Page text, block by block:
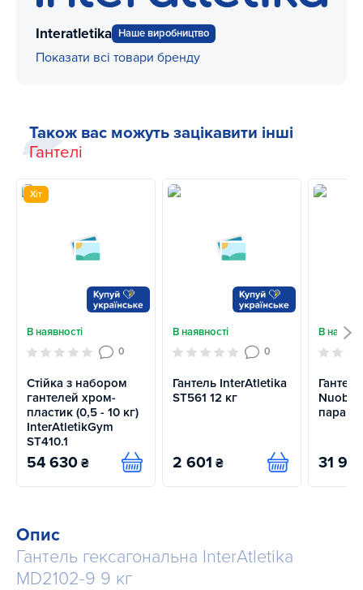
Interatletika Наше виробництво
Показати всі товари бренду
Також вас можуть зацікавити інші
Гантелі
Хіт
В наявності
0
Стійка з набором
гантелей хром-
пластик (0,5 - 10 кг)
InterAtletikGym
ST410.1
54 630 ₴ Купити
В наявності
0
Гантель InterAtletika
ST561 12 кг
2 601 ₴ Купити
В
пара
31 914
Опис
Гантель гексагональна InterAtletika
MD2102-9 9 кг